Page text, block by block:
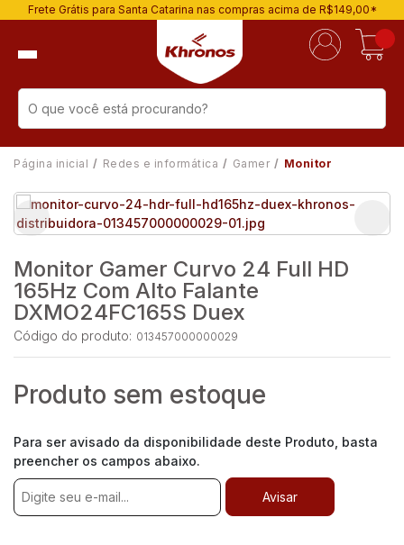
Frete Grátis para Santa Catarina nas compras acima de R$149,00*
Página inicial Redes e informática Gamer Monitor
Monitor Gamer Curvo 24 Full HD
165Hz Com Alto Falante
DXMO24FC165S Duex
Código do produto: 013457000000029
Produto sem estoque
Para ser avisado da disponibilidade deste Produto, basta
preencher os campos abaixo.